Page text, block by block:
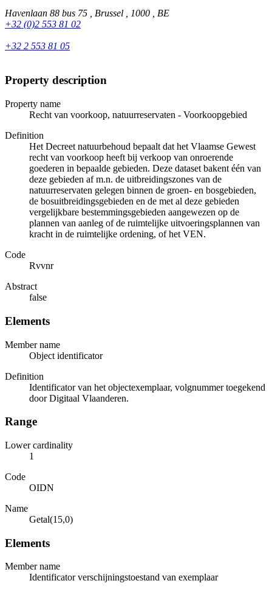
Havenlaan 88 bus 75 , Brussel , 1000 , BE
+32 (0)2 553 81 02
+32 2 553 81 05
Property description
Property name
Recht van voorkoop, natuurreservaten - Voorkoopgebied
Definition
Het Decreet natuurbehoud bepaalt dat het Vlaamse Gewest
recht van voorkoop heeft bij verkoop van onroerende
goederen in bepaalde gebieden. Deze dataset bakent één van
deze gebieden af m.n. de uitbreidingszones van de
natuurreservaten gelegen binnen de groen- en bosgebieden,
de bosuitbreidingsgebieden en de met al deze gebieden
vergelijkbare bestemmingsgebieden aangewezen op de
plannen van aanleg of de ruimtelijke uitvoeringsplannen van
kracht in de ruimtelijke ordening, of het VEN.
Code
Rvvnr
Abstract
false
Elements
Member name
Object identificator
Definition
Identificator van het objectexemplaar, volgnummer toegekend
door Digitaal Vlaanderen.
Range
Lower cardinality
1
Code
OIDN
Name
Getal(15,0)
Elements
Member name
Identificator verschijningstoestand van exemplaar